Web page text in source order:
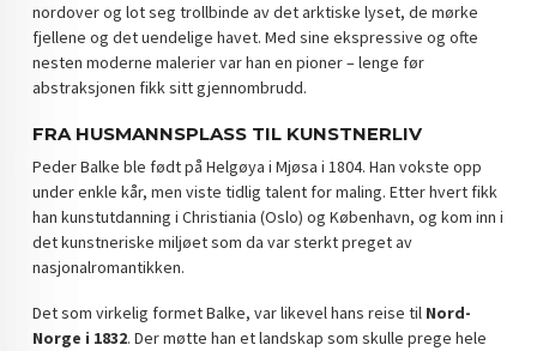
nordover og lot seg trollbinde av det arktiske lyset, de mørke
fjellene og det uendelige havet. Med sine ekspressive og ofte
nesten moderne malerier var han en pioner – lenge før
abstraksjonen fikk sitt gjennombrudd.
FRA HUSMANNSPLASS TIL KUNSTNERLIV
Peder Balke ble født på Helgøya i Mjøsa i 1804. Han vokste opp
under enkle kår, men viste tidlig talent for maling. Etter hvert fikk
han kunstutdanning i Christiania (Oslo) og København, og kom inn i
det kunstneriske miljøet som da var sterkt preget av
nasjonalromantikken.
Det som virkelig formet Balke, var likevel hans reise til Nord-
Norge i 1832. Der møtte han et landskap som skulle prege hele